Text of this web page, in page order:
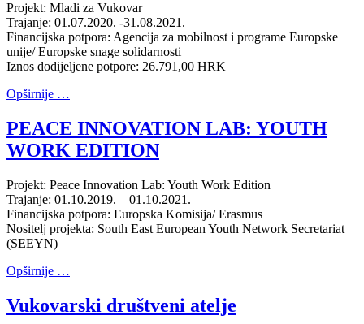
Projekt: Mladi za Vukovar
Trajanje: 01.07.2020. -31.08.2021.
Financijska potpora: Agencija za mobilnost i programe Europske
unije/ Europske snage solidarnosti
Iznos dodijeljene potpore: 26.791,00 HRK
Opširnije …
PEACE INNOVATION LAB: YOUTH
WORK EDITION
Projekt: Peace Innovation Lab: Youth Work Edition
Trajanje: 01.10.2019. – 01.10.2021.
Financijska potpora: Europska Komisija/ Erasmus+
Nositelj projekta: South East European Youth Network Secretariat
(SEEYN)
Opširnije …
Vukovarski društveni atelje